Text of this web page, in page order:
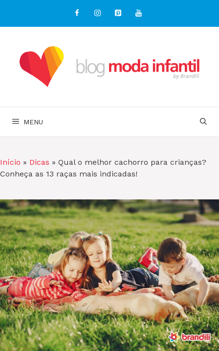
o
MENU
Início » Dicas » Qual o melhor cachorro para crianças?
Conheça as 13 raças mais indicadas!